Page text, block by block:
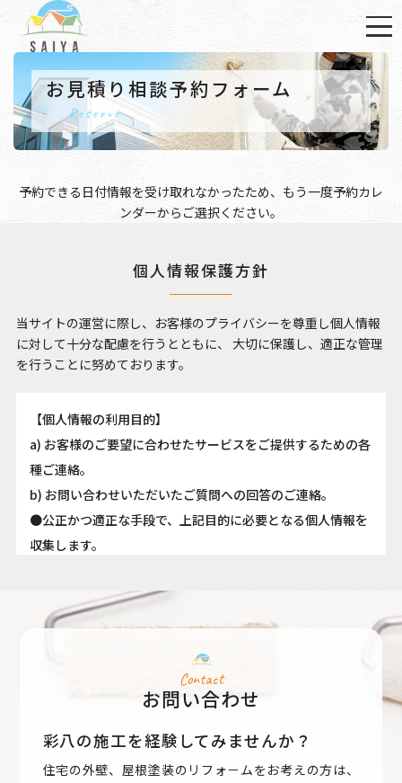
お見積り相談予約フォーム
Reserve
予約できる日付情報を受け取れなかったため、もう一度予約カレ
ンダーからご選択ください。
個人情報保護方針
当サイトの運営に際し、お客様のプライバシーを尊重し個人情報
に対して十分な配慮を行うとともに、 大切に保護し、適正な管理
を行うことに努めております。
【個人情報の利用目的】
a) お客様のご要望に合わせたサービスをご提供するための各
種ご連絡。
b) お問い合わせいただいたご質問への回答のご連絡。
●公正かつ適正な手段で、上記目的に必要となる個人情報を
収集します。
●取得した個人情報は、ご本人の同意なしに上記利用目的以
●情報が漏洩しないよう対策を講じ、従業員だけでなく委託
人の同意を得ずに第三者に情報を提供しません。
●ご本人からの求めに応じ、当該ご本人の個人情報を開示し
Contact
お問い合わせ
彩八の施工を経験してみませんか？
住宅の外壁、屋根塗装のリフォ－ムをお考えの方は、